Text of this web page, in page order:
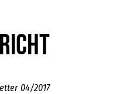
04/2017